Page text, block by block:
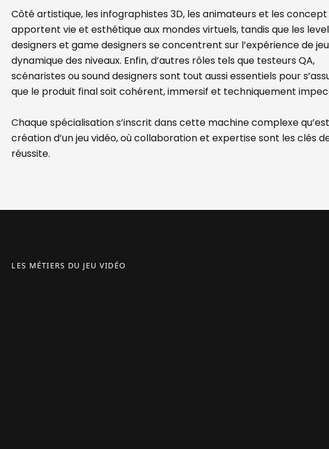
Côté artistique, les infographistes 3D, les animateurs et les
apportent vie et esthétique aux mondes virtuels, tandis que les level
designers et game designers se concentrent sur l’expérience de
dynamique des niveaux. Enfin, d’autres rôles tels que testeurs QA,
scénaristes ou sound designers sont tout aussi essentiels pour
que le produit final soit cohérent, immersif et techniquement
Chaque spécialisation s’inscrit dans cette machine complexe
création d’un jeu vidéo, où collaboration et expertise sont les clés
réussite.
LES MÉTIERS DU JEU VIDÉO